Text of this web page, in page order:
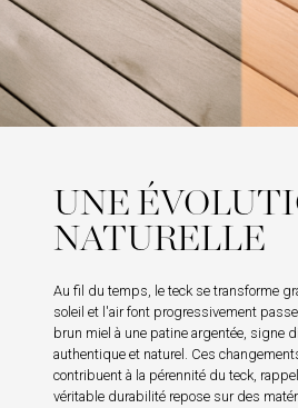
UNE
NATURELLE
Au fil du temps, le teck se transforme
soleil et l'air font progressivement
brun miel à une patine argentée, signe
authentique et naturel. Ces
contribuent à la pérennité du teck,
véritable durabilité repose sur des